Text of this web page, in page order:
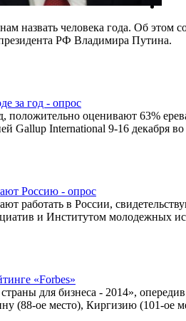
назвать человека года. Об этом
РФ Владимира Путина.
за год - опрос
оценивают 63%
Gallup International 9-16 декабря
Россию - опрос
в России,
и Институтом молодежных
«Forbes»
для бизнеса - 2014»,
(88-ое место), Киргизию (101-ое